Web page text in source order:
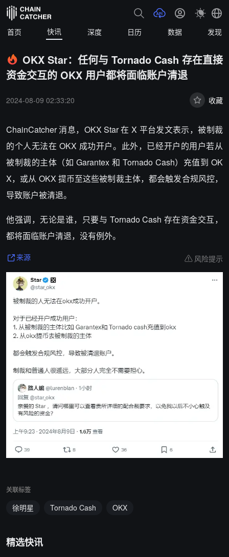
首页 快讯 深度 日历 数据 发现
OKX Star：任何与 Tornado Cash 存在直接
资金交互的 OKX 用户都将面临账户清退
2024-08-09 02:33:20 收藏
ChainCatcher 消息，OKX Star在 X 平台发文表示，被制裁
的个人无法在 OKX 成功开户。此外，已经开户的用户若从
被制裁的主体（如 Garantex 和 Tornado Cash）充值到 OK
X，或从 OKX 提币至这些被制裁主体，都会触发合规风控，
导致账户被清退。
他强调，无论是谁，只要与 Tornado Cash 存在资金交互，
都将面临账户清退，没有例外。
来源 风险提示
关联标签
徐明星 Tornado Cash OKX
精选快讯